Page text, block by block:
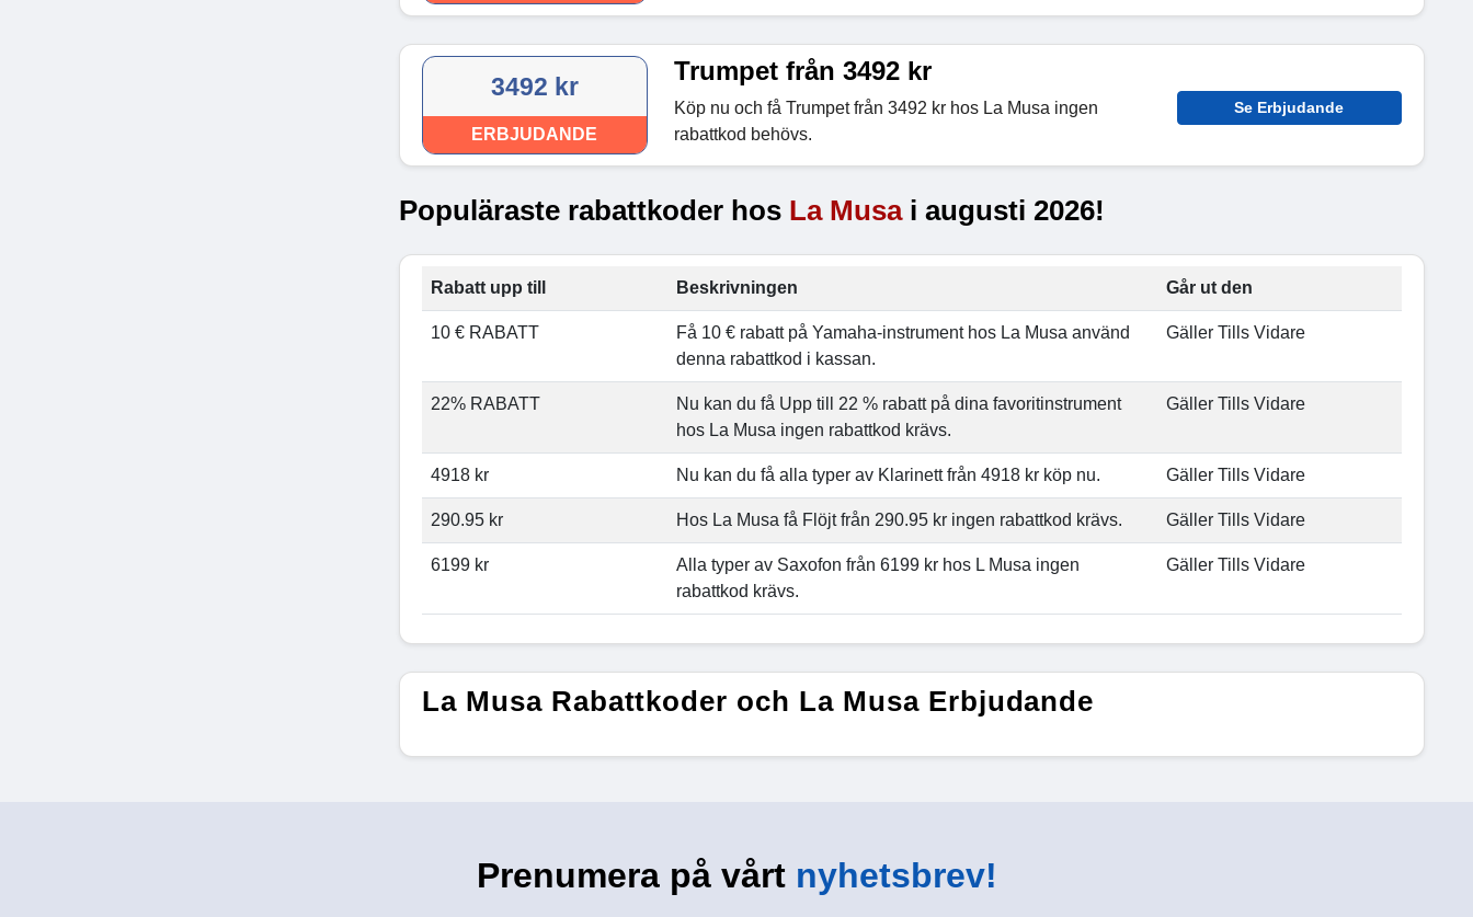
3492 kr
ERBJUDANDE
Trumpet från 3492 kr
Köp nu och få Trumpet från 3492 kr hos La Musa ingen
rabattkod behövs.
Se Erbjudande
Populäraste rabattkoder hos La Musai augusti 2026!
Rabatt upp till Beskrivningen Går ut den
10 € RABATT
Få 10 € rabatt på Yamaha-instrument hos La Musa använd
denna rabattkod i kassan.
Gäller Tills Vidare
22% RABATT
Nu kan du få Upp till 22 % rabatt på dina favoritinstrument
hos La Musa ingen rabattkod krävs.
Gäller Tills Vidare
4918 kr Nu kan du få alla typer av Klarinett från 4918 kr köp nu. Gäller Tills Vidare
290.95 kr Hos La Musa få Flöjt från 290.95 kr ingen rabattkod krävs. Gäller Tills Vidare
6199 kr
Alla typer av Saxofon från 6199 kr hos L Musa ingen
rabattkod krävs.
Gäller Tills Vidare
La Musa Rabattkoder och La Musa Erbjudande
Prenumera på vårtnyhetsbrev!